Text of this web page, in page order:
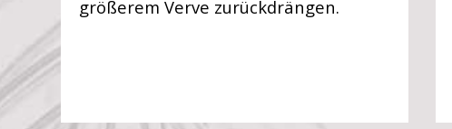
größerem Verve zurückdrängen.